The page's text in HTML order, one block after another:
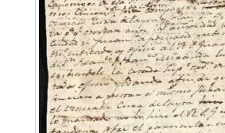
[Unidad documental simple]
[Unidad documental simple]
[Unidad documental simple]
[Unidad documental simple]
[Unidad documental simple]
[Unidad documental simple]
[Unidad documental simple]